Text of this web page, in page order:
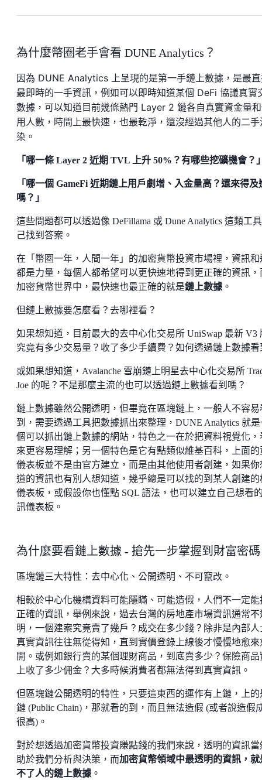
為什麼幣圈老手會看 DUNE Analytics？
因為 DUNE Analytics 上呈現的是第一手鏈上數據，是最
最即時的一手資訊，例如可以即時知道某個 DeFi 協議真實
數據，可以知道目前幾條熱門 Layer 2 鏈各自真實資金量
用人數，時間上最快速，也最乾淨，還沒經過其他人的二手
染。
「哪一條 Layer 2 近期 TVL 上升 50%？有哪些挖礦機會？
「哪一個 GameFi 近期鏈上用戶劇增、入金量高？還來得及
嗎？」
這些問題都可以透過像 DeFillama 或 Dune Analytics 這類工
己找到答案。
在「幣圈一年，人間一年」的加密貨幣投資市場裡，資訊和
都是力量，每個人都希望可以更快速地得到更正確的資訊，
加密貨幣世界中，最快速也最正確的就是鏈上數據 。
但鏈上數據要怎麼看？去哪裡看？
如果想知道，目前最大的去中心化交易所 UniSwap 最新 V3
究竟有多少交易量？收了多少手續費？如何透過鏈上數據看
或如果想知道，Avalanche 雪崩鏈上明星去中心化交易所
Joe 的呢？不是那麼主流的也可以透過鏈上數據看到嗎？
鏈上數據雖然公開透明，但畢竟在區塊鏈上，一般人不容易
到，需要透過工具把數據抓出來整理，DUNE Analytics 就
個可以抓出鏈上數據的網站，特色之一在於把資料視覺化，
來更容易理解；另一個特色是它有點類似維基百科，上面的
儀表板並不是由官方建立，而是由其他使用者創建，如果你
道的資訊也有別人想知道，幾乎總是可以找的到某人創建的
儀表板，或假設你也懂點 SQL 語法，也可以建立自己想看
訊儀表板。
為什麼要看鏈上數據 - 搶先一步掌握到財富密碼
區塊鏈三大特性：去中心化、公開透明、不可竄改。
相較於中心化機構資料可能隱瞞、可能造假，人們不一定能
正確的資訊，舉例來說，過去台灣的房地產市場資訊通常不
明，一個建案究竟賣了幾戶？成交在多少錢？除非是內部人
真實資訊往往無從得知，直到實價登錄上線後才慢慢地愈來
開。或例如銀行賣的某個理財商品，到底賣多少？保險商品
上收了多少佣金？大多時候消費者都無法得到真實資訊。
但區塊鏈公開透明的特性，只要這東西的運作有上鏈，上的
鏈 (Public Chain)，那就看的到，而且無法造假 (或者說造假
很高)。
對於想透過加密貨幣投資賺點錢的我們來說，透明的資訊當
助於我們分析與決策，而加密貨幣領域中最透明的資訊，就
不了人的鏈上數據 。